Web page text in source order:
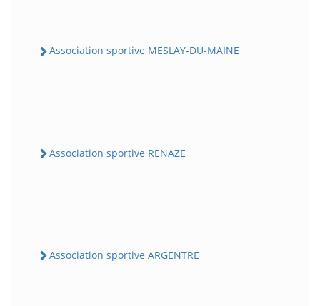
Association sportive MESLAY-DU-MAINE
Association sportive RENAZE
Association sportive ARGENTRE